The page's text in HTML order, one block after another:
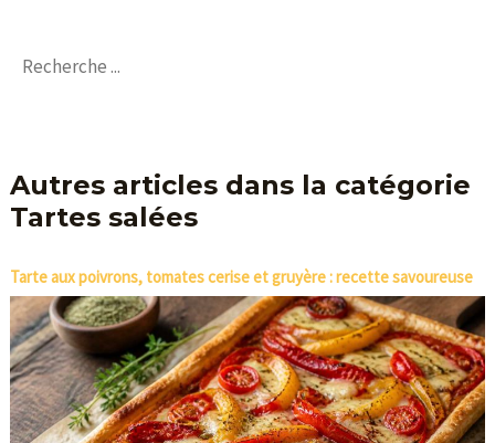
Autres articles dans la catégorie
Tartes salées
Tarte aux poivrons, tomates cerise et gruyère : recette savoureuse